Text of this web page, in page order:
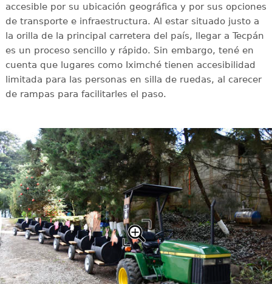
accesible por su ubicación geográfica y por sus opciones
de transporte e infraestructura. Al estar situado justo a
la orilla de la principal carretera del país, llegar a Tecpán
es un proceso sencillo y rápido. Sin embargo, tené en
cuenta que lugares como Iximché tienen accesibilidad
limitada para las personas en silla de ruedas, al carecer
de rampas para facilitarles el paso.